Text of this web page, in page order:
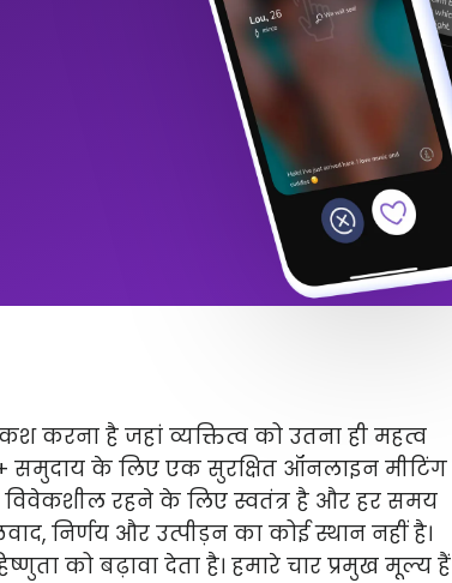
करना है जहां व्यक्तित्व को उतना ही महत्व
समुदाय के लिए एक सुरक्षित ऑनलाइन मीटिंग
विवेकशील रहने के लिए स्वतंत्र है और हर समय
निर्णय और उत्पीड़न का कोई स्थान नहीं है।
को बढ़ावा देता है। हमारे चार प्रमुख मूल्य हैं